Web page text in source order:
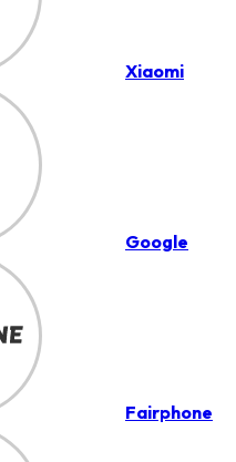
Xiaomi
Google
Fairphone